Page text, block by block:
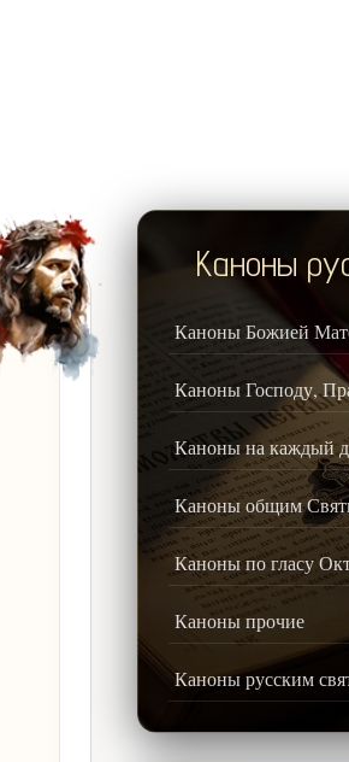
Каноны
Каноны Божией
Каноны Господу,
Каноны на каждый
Каноны общим
Каноны по гласу
Каноны прочие
Каноны русским